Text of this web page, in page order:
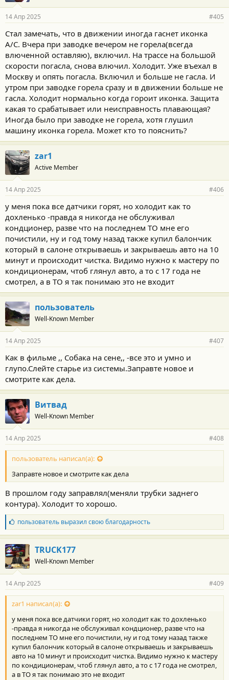
14 Апр 2025 #405
Стал замечать, что в движении иногда гаснет иконка
A/C. Вчера при заводке вечером не горела(всегда
влюченной оставляю), включил. На трассе на большой
скорости погасла, снова влючил. Холодит. Уже въехал в
Москву и опять погасла. Включил и больше не гасла. И
утром при заводке горела сразу и в движении больше не
гасла. Холодит нормально когда гороит иконка. Защита
какая то срабатывает или неисправность плавающая?
Иногда было при заводке не горела, хотя глушил
машину иконка горела. Может кто то пояснить?
zar1
Active Member
14 Апр 2025 #406
у меня пока все датчики горят, но холодит как то
дохленько -правда я никогда не обслуживал
кондционер, разве что на последнем ТО мне его
почистили, ну и год тому назад также купил балончик
который в салоне открываешь и закрываешь авто на 10
минут и происходит чистка. Видимо нужно к мастеру по
кондиционерам, чтоб глянул авто, а то с 17 года не
смотрел, а в ТО я так понимаю это не входит
пользователь
Well-Known Member
14 Апр 2025 #407
Как в фильме ,, Собака на сене,, -все это и умно и
глупо.Слейте старье из системы.Заправте новое и
смотрите как дела.
Витвад
Well-Known Member
14 Апр 2025 #408
пользователь написал(а):
Заправте новое и смотрите как дела
В прошлом году заправлял(меняли трубки заднего
контура). Холодит то хорошо.
Б
л
а
г
о
д
а
н
о
с
и
:
пользовательвыразил свою благодарность
TRUCK177
Well-Known Member
14 Апр 2025 #409
zar1 написал(а):
у меня пока все датчики горят, но холодит как то дохленько
-правда я никогда не обслуживал кондционер, разве что на
последнем ТО мне его почистили, ну и год тому назад также
купил балончик который в салоне открываешь и закрываешь
авто на 10 минут и происходит чистка. Видимо нужно к мастеру
по кондиционерам, чтоб глянул авто, а то с 17 года не смотрел,
а в ТО я так понимаю это не входит